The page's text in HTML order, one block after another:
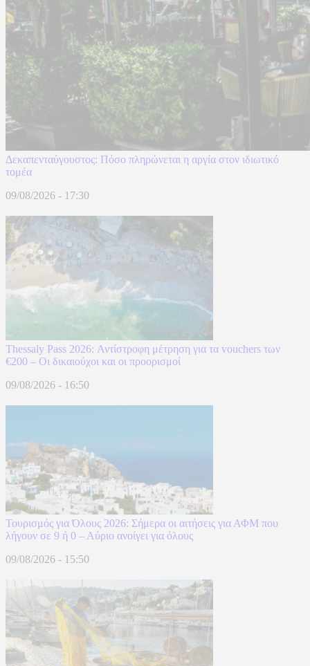
Δεκαπενταύγουστος: Πόσο πληρώνεται η αργία στον ιδιωτικό
τομέα
09/08/2026 - 17:30
Thessaly Pass 2026: Αντίστροφη μέτρηση για τα vouchers των
€200 – Οι δικαιούχοι και οι προορισμοί
09/08/2026 - 16:50
Τουρισμός για Όλους 2026: Σήμερα οι αιτήσεις για ΑΦΜ που
λήγουν σε 9 ή 0 – Αύριο ανοίγει για όλους
09/08/2026 - 15:50